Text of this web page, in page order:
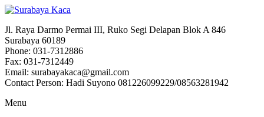
Jl. Raya Darmo Permai III, Ruko Segi Delapan Blok A 846
Surabaya 60189
Phone: 031-7312886
Fax: 031-7312449
Email: surabayakaca@gmail.com
Contact Person: Hadi Suyono 081226099229/08563281942
Menu